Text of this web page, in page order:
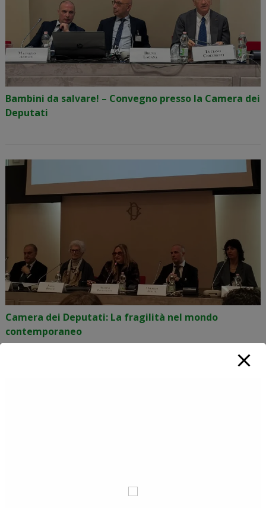
Bambini da salvare! – Convegno presso la Camera dei
Deputati
Camera dei Deputati: La fragilità nel mondo
contemporaneo